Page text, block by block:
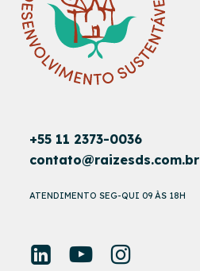
+55 11 2373-0036
contato@raizesds.com.br
ATENDIMENTO SEG-QUI 09 ÀS 18H